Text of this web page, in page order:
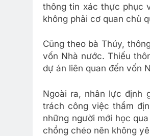
thông tin xác thực phục
không phải cơ quan chủ
Cũng theo bà Thúy,
vốn Nhà nước. Thiếu
dự án liên quan đến vốn
Ngoài ra, nhân lực định
trách công việc thẩm
những người mới học
chồng chéo nên không